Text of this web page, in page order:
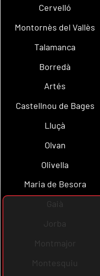
Cervelló
Montornès del Vallès
Talamanca
Borredà
Artés
Castellnou de Bages
Lluçà
Olvan
Olivella
Maria de Besora
Gaià
Jorba
Montmajor
Montesquiu